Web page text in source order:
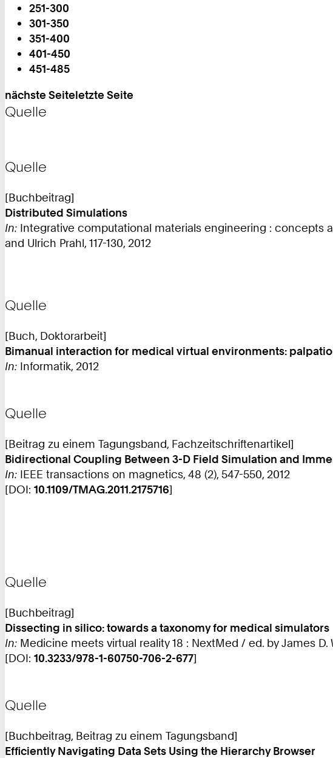
251-300
Sie
sind
auf
Seite:
301-350
351-400
401-450
451-485
nächste Seiteletzte Seite
Quelle
Quelle
[Buchbeitrag]
Distributed Simulations
In: Integrative computational materials engineering : concepts
and Ulrich Prahl, 117-130, 2012
Quelle
[Buch, Doktorarbeit]
Bimanual interaction for medical virtual environments:
In: Informatik, 2012
Quelle
[Beitrag zu einem Tagungsband, Fachzeitschriftenartikel]
Bidirectional Coupling Between 3-D Field Simulation and
In: IEEE transactions on magnetics, 48 (2), 547-550, 2012
[DOI: 10.1109/TMAG.2011.2175716]
Quelle
[Buchbeitrag]
Dissecting in silico: towards a taxonomy for medical simulators
In: Medicine meets virtual reality 18 : NextMed / ed. by James D.
[DOI: 10.3233/978-1-60750-706-2-677]
Quelle
[Buchbeitrag, Beitrag zu einem Tagungsband]
Efficiently Navigating Data Sets Using the Hierarchy Browser